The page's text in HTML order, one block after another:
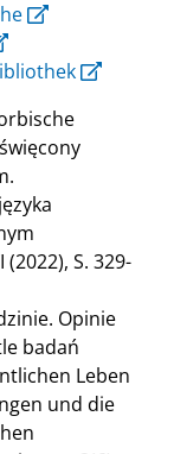
S. 329-
Opinie
badań
Leben
und die